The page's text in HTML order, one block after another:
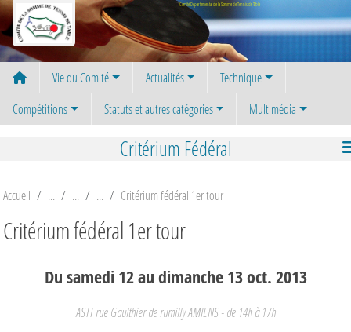
Comité Départemental de la Somme de Tennis de Table
Vie du Comité Actualités
Technique
Compétitions
Statuts et autres catégories Multimédia
Critérium Fédéral
Accueil Critérium fédéral 1er tour
Critérium fédéral 1er tour
Dusamedi12audimanche13oct.2013
ASTT rue Gaulthier de rumillyAMIENS - de 14h à 17h
Panneau de gestion des cookies